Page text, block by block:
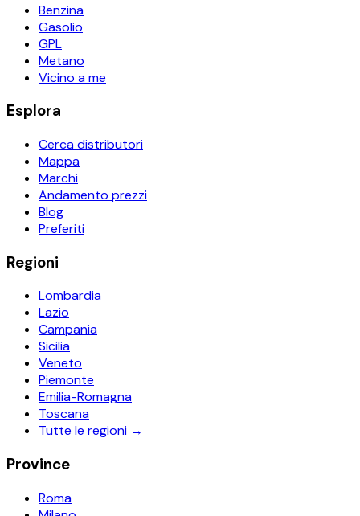
Benzina
Gasolio
GPL
Metano
Vicino a me
Esplora
Cerca distributori
Mappa
Marchi
Andamento prezzi
Blog
Preferiti
Regioni
Lombardia
Lazio
Campania
Sicilia
Veneto
Piemonte
Emilia-Romagna
Toscana
Tutte le regioni →
Province
Roma